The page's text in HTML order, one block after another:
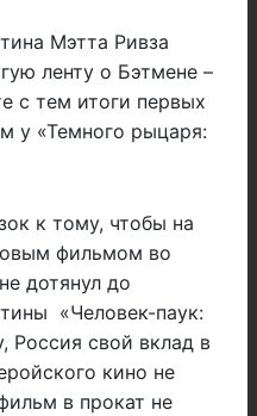
Мэтта Ривза
ленту о Бэтмене –
с тем итоги первых
у «Темного рыцаря:
к тому, чтобы на
фильмом во
дотянул до
«Человек-паук:
Россия свой вклад в
кино не
в прокат не